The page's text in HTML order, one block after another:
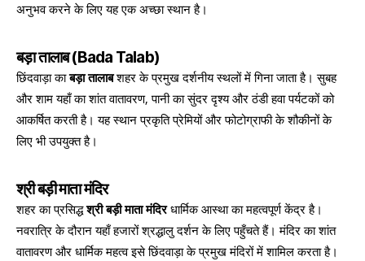
अनुभव करने के लिए यह एक अच्छा स्थान है।
बड़ा तालाब (Bada Talab)
छिंदवाड़ा काबड़ा तालाबशहर के प्रमुख दर्शनीय स्थलों में गिना जाता है। सुबह
और शाम यहाँ का शांत वातावरण, पानी का सुंदर दृश्य और ठंडी हवा पर्यटकों को
आकर्षित करती है। यह स्थान प्रकृति प्रेमियों और फोटोग्राफी के शौकीनों के
लिए भी उपयुक्त है।
श्री बड़ी माता मंदिर
शहर का प्रसिद्धश्री बड़ी माता मंदिरधार्मिक आस्था का महत्वपूर्ण केंद्र है।
नवरात्रि के दौरान यहाँ हजारों श्रद्धालु दर्शन के लिए पहुँचते हैं। मंदिर का शांत
वातावरण और धार्मिक महत्व इसे छिंदवाड़ा के प्रमुख मंदिरों में शामिल करता है।